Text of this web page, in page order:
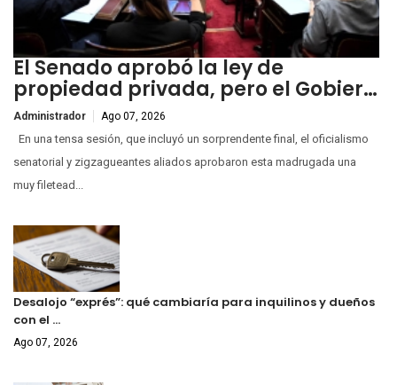
El Senado aprobó la ley de
propiedad privada, pero el Gobier…
Administrador Ago 07, 2026
En una tensa sesión, que incluyó un sorprendente final, el oficialismo
senatorial y zigzagueantes aliados aprobaron esta madrugada una
muy filetead...
Desalojo “exprés”: qué cambiaría para inquilinos y dueños
con el …
Ago 07, 2026